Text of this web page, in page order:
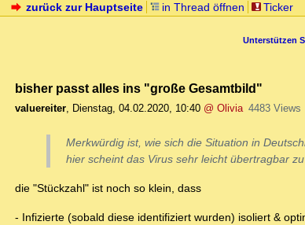
zurück zur Hauptseite
in Thread öffnen Ticker
Unterstützen
bisher passt alles ins "große Gesamtbild"
valuereiter, Dienstag, 04.02.2020, 10:40 @ Olivia 4483 Views
Merkwürdig ist, wie sich die Situation in
hier scheint das Virus sehr leicht übertragbar
die "Stückzahl" ist noch so klein, dass
- Infizierte (sobald diese identifiziert wurden) isoliert &